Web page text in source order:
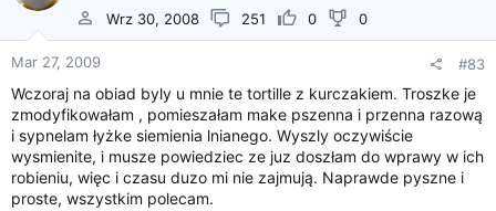
Wrz 30, 2008
251 0 0
Mar 27, 2009 #83
Wczoraj na obiad byly u mnie te tortille z kurczakiem. Troszke je
zmodyfikowałam , pomieszałam make pszenna i przenna razową
i sypnelam łyżke siemienia lnianego. Wyszly oczywiście
wysmienite, i musze powiedziec ze juz doszłam do wprawy w ich
robieniu, więc i czasu duzo mi nie zajmują. Naprawde pyszne i
proste, wszystkim polecam.